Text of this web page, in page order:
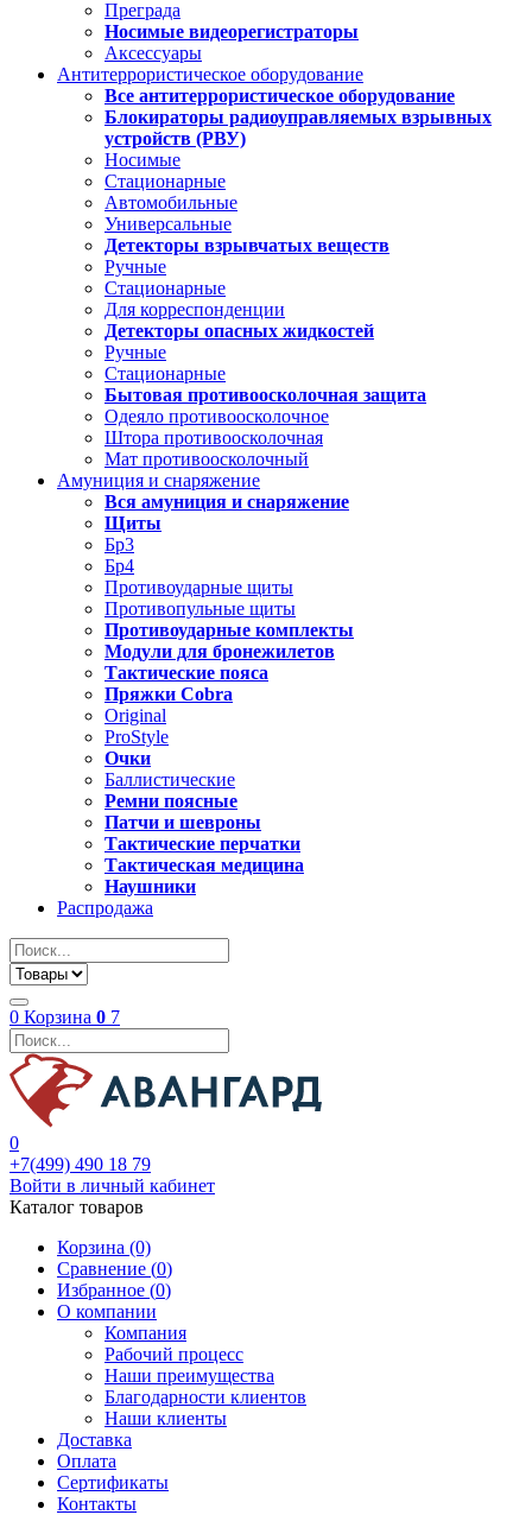
Преграда
Носимые видеорегистраторы
Аксессуары
Антитеррористическое оборудование
Все антитеррористическое оборудование
Блокираторы радиоуправляемых взрывных
устройств (РВУ)
Носимые
Стационарные
Автомобильные
Универсальные
Детекторы взрывчатых веществ
Ручные
Стационарные
Для корреспонденции
Детекторы опасных жидкостей
Ручные
Стационарные
Бытовая противоосколочная защита
Одеяло противоосколочное
Штора противоосколочная
Мат противоосколочный
Амуниция и снаряжение
Вся амуниция и снаряжение
Щиты
Бр3
Бр4
Противоударные щиты
Противопульные щиты
Противоударные комплекты
Модули для бронежилетов
Тактические пояса
Пряжки Cobra
Original
ProStyle
Очки
Баллистические
Ремни поясные
Патчи и шевроны
Тактические перчатки
Тактическая медицина
Наушники
Распродажа
0 Корзина 0 7
0
+7(499) 490 18 79
Войти в личный кабинет
Каталог товаров
Корзина (0)
Сравнение (0)
Избранное (0)
О компании
Компания
Рабочий процесс
Наши преимущества
Благодарности клиентов
Наши клиенты
Доставка
Оплата
Сертификаты
Контакты